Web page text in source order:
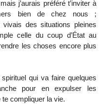
j’aurais préféré t’inviter à
bien de chez nous ;
des situations pleines
celle du coup d’État au
les choses encore plus
qui va faire quelques
pour en expulser les
compliquer la vie.